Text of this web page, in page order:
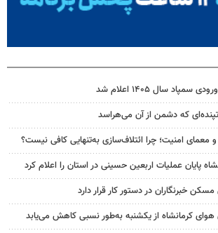
سال ۱۴۰۵ اعلام شد
که دشمن از آن می‌هراسد
معمای امنیت؛ چرا ائتلاف‌سازی به‌تنهایی کافی نیست؟
پایان عملیات اربعین حسینی در استان را اعلام کرد
خبرنگاران در دستور کار قرار دارد
هوای کرمانشاه از یکشنبه به‌طور نسبی کاهش می‌یابد